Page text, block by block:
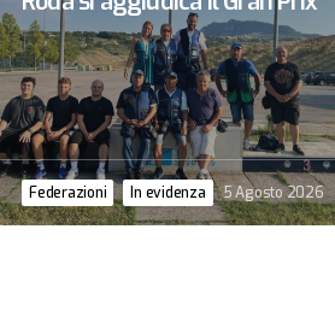
Federazioni In evidenza 5 Agosto 2026